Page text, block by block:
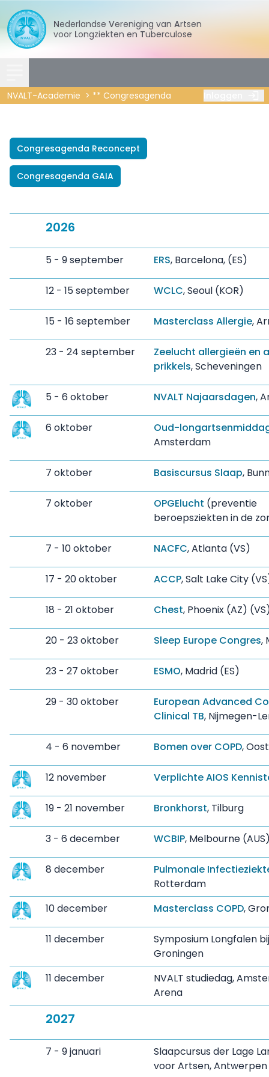
Nederlandse Vereniging van
Artsen
voor Longziekten en Tuberculose
NVALT-Academie ** Congresagenda
Congresagenda Reconcept
Congresagenda GAIA
2026
5 - 9 september ERS, Barcelona, (ES)
12 - 15 september WCLC, Seoul (KOR)
15 - 16 september Masterclass Allergie,
23 - 24 september
Zeelucht allergieën en
prikkels, Scheveningen
5 - 6 oktober NVALT Najaarsdagen,
6 oktober
Oud-
Amsterdam
7 oktober Basiscursus Slaap,
7 oktober OPGElucht (preventie
beroepsziekten in de
7 - 10 oktober NACFC, Atlanta (VS)
17 - 20 oktober ACCP, Salt Lake City
18 - 21 oktober Chest, Phoenix (AZ)
20 - 23 oktober Sleep Europe Congres,
23 - 27 oktober ESMO, Madrid (ES)
29 - 30 oktober
European Advanced
Clinical TB, Nijmegen-
4 - 6 november Bomen over COPD,
12 november Verplichte AIOS
19 - 21 november Bronkhorst, Tilburg
3 - 6 december WCBIP, Melbourne
8 december
Pulmonale
Rotterdam
10 december
Masterclass COPD,
11 december
Symposium Longfalen
Groningen
11 december
NVALT studiedag,
Arena
2027
7 - 9 januari
Slaapcursus der Lage
voor Artsen, Antwerpen